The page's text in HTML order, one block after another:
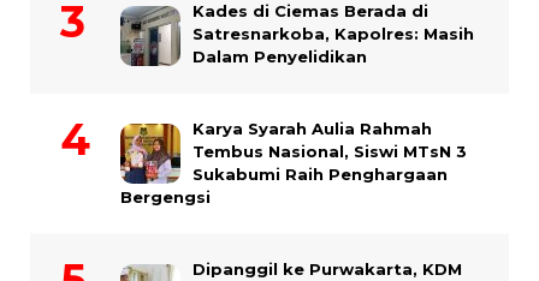
Kades di Ciemas Berada di
Satresnarkoba, Kapolres: Masih
Dalam Penyelidikan
Karya Syarah Aulia Rahmah
Tembus Nasional, Siswi MTsN 3
Sukabumi Raih Penghargaan
Bergengsi
Dipanggil ke Purwakarta, KDM